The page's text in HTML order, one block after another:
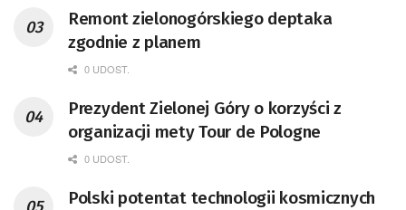
Remont zielonogórskiego deptaka
zgodnie z planem
0 UDOST.
Prezydent Zielonej Góry o korzyści z
organizacji mety Tour de Pologne
0 UDOST.
Polski potentat technologii kosmicznych